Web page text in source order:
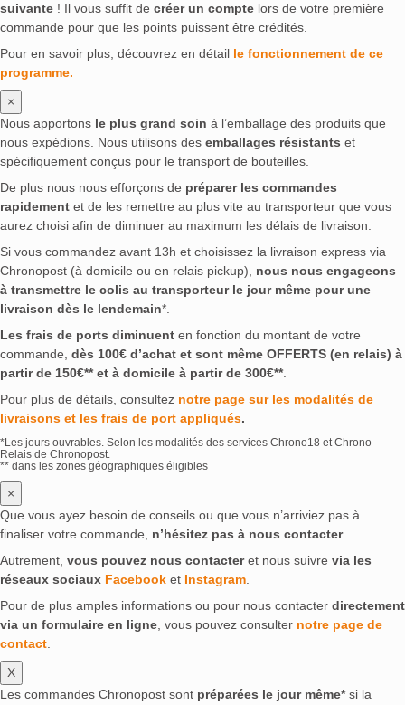
suivante ! Il vous suffit de créer un compte lors de votre première
commande pour que les points puissent être crédités.
Pour en savoir plus, découvrez en détail le fonctionnement de ce
programme.
×
Nous apportons le plus grand soin à l’emballage des produits que
nous expédions. Nous utilisons des emballages résistants et
spécifiquement conçus pour le transport de bouteilles.
De plus nous nous efforçons de préparer les commandes
rapidement et de les remettre au plus vite au transporteur que vous
aurez choisi afin de diminuer au maximum les délais de livraison.
Si vous commandez avant 13h et choisissez la livraison express via
Chronopost (à domicile ou en relais pickup), nous nous engageons
à transmettre le colis au transporteur le jour même pour une
livraison dès le lendemain*.
Les frais de ports diminuent en fonction du montant de votre
commande, dès 100€ d’achat et sont même OFFERTS (en relais) à
partir de 150€** et à domicile à partir de 300€**.
Pour plus de détails, consultez notre page sur les modalités de
livraisons et les frais de port appliqués.
*Les jours ouvrables. Selon les modalités des services Chrono18 et Chrono
Relais de Chronopost.
** dans les zones géographiques éligibles
×
Que vous ayez besoin de conseils ou que vous n’arriviez pas à
finaliser votre commande, n’hésitez pas à nous contacter.
Autrement, vous pouvez nous contacteret nous suivre via les
réseaux sociaux Facebook et Instagram
Pour de plus amples informations ou pour nous contacter directement
via un formulaire en ligne , vous pouvez consulter notre page de
contact
X
Les commandes Chronopost sont préparées le jour même*si la